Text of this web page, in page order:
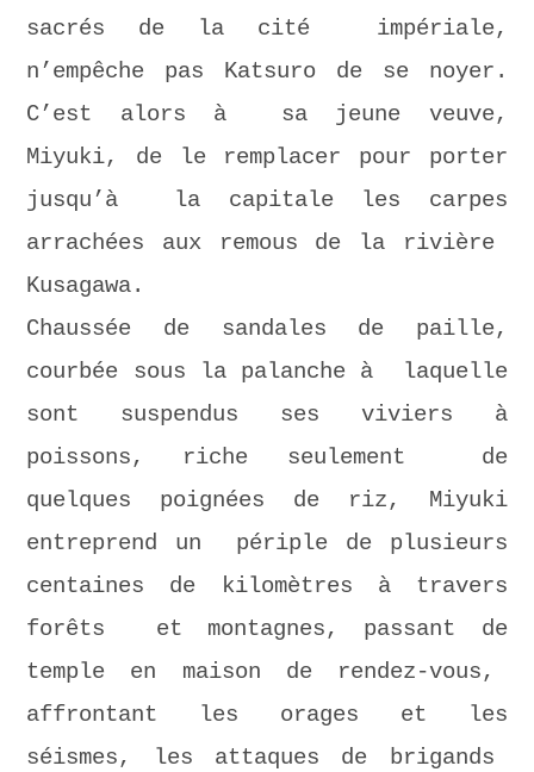
sacrés de la cité impériale,
n’empêche pas Katsuro de se noyer.
C’est alors à sa jeune veuve,
Miyuki, de le remplacer pour porter
jusqu’à la capitale les carpes
arrachées aux remous de la rivière
Kusagawa.
Chaussée de sandales de paille,
courbée sous la palanche à laquelle
sont suspendus ses viviers à
poissons, riche seulement de
quelques poignées de riz, Miyuki
entreprend un périple de plusieurs
centaines de kilomètres à travers
forêts et montagnes, passant de
temple en maison de rendez-vous,
affrontant les orages et les
séismes, les attaques de brigands